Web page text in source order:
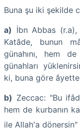
Buna şu iki şekilde
a) İbn Abbas
Katâde, bunun
günahını, hem
günahları
ki, buna göre
b) Zeccac: "Bu
hem de kurbanın
ile Allah'a dönersin"